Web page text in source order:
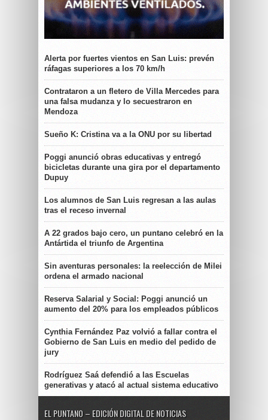
Alerta por fuertes vientos en San Luis: prevén
ráfagas superiores a los 70 km/h
Contrataron a un fletero de Villa Mercedes para
una falsa mudanza y lo secuestraron en
Mendoza
Sueño K: Cristina va a la ONU por su libertad
Poggi anunció obras educativas y entregó
bicicletas durante una gira por el departamento
Dupuy
Los alumnos de San Luis regresan a las aulas
tras el receso invernal
A 22 grados bajo cero, un puntano celebró en la
Antártida el triunfo de Argentina
Sin aventuras personales: la reelección de Milei
ordena el armado nacional
Reserva Salarial y Social: Poggi anunció un
aumento del 20% para los empleados públicos
Cynthia Fernández Paz volvió a fallar contra el
Gobierno de San Luis en medio del pedido de
jury
Rodríguez Saá defendió a las Escuelas
generativas y atacó al actual sistema educativo
EL PUNTANO – EDICIÓN DIGITAL DE NOTICIAS